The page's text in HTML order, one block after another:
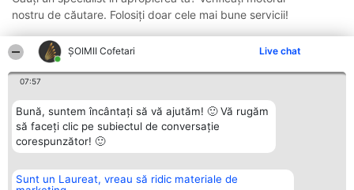
ȘOIMII Cofetari Live chat
07:57
Bună, suntem încântați să vă ajutăm! 🙂 Vă rugăm
să faceți clic pe subiectul de conversație
corespunzător! 🙂
Sunt un Laureat, vreau să ridic materiale de
nostru de căutare. Folosiți doar cele mai bune servicii!
Organizator Ranking Plebiscyt Contact